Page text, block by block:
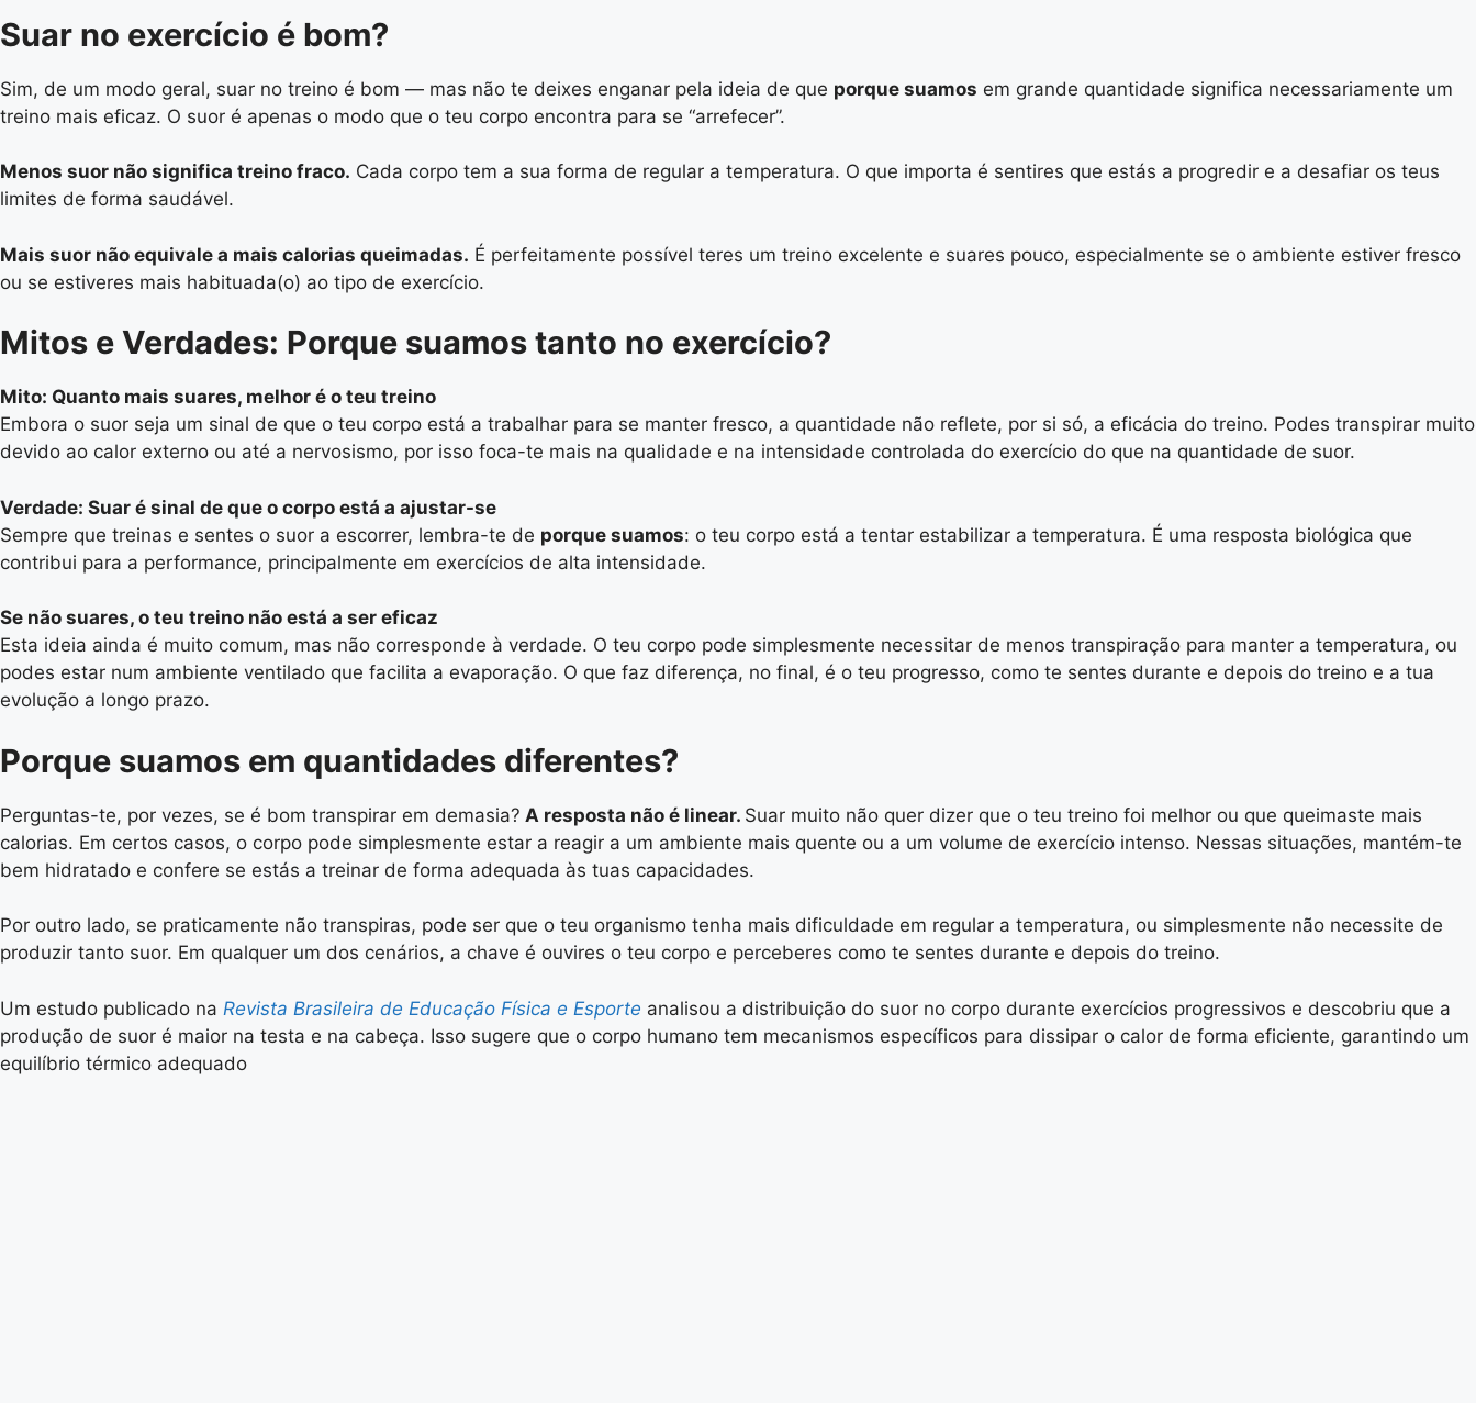
Suar no exercício é bom?
Sim, de um modo geral, suar no treino é bom — mas não te deixes enganar pela ideia de que porque suamos em grande quantidade significa necessariamente um
treino mais eficaz. O suor é apenas o modo que o teu corpo encontra para se “arrefecer”.
Menos suor não significa treino fraco. Cada corpo tem a sua forma de regular a temperatura. O que importa é sentires que estás a progredir e a desafiar os teus
limites de forma saudável.
Mais suor não equivale a mais calorias queimadas. É perfeitamente possível teres um treino excelente e suares pouco, especialmente se o ambiente estiver fresco
ou se estiveres mais habituada(o) ao tipo de exercício.
Mitos e Verdades: Porque suamos tanto no exercício?
Mito: Quanto mais suares, melhor é o teu treino
Embora o suor seja um sinal de que o teu corpo está a trabalhar para se manter fresco, a quantidade não reflete, por si só, a eficácia do treino. Podes transpirar muito
devido ao calor externo ou até a nervosismo, por isso foca-te mais na qualidade e na intensidade controlada do exercício do que na quantidade de suor.
Verdade: Suar é sinal de que o corpo está a ajustar-se
Sempre que treinas e sentes o suor a escorrer, lembra-te de porque suamos: o teu corpo está a tentar estabilizar a temperatura. É uma resposta biológica que
contribui para a performance, principalmente em exercícios de alta intensidade.
Se não suares, o teu treino não está a ser eficaz
Esta ideia ainda é muito comum, mas não corresponde à verdade. O teu corpo pode simplesmente necessitar de menos transpiração para manter a temperatura, ou
podes estar num ambiente ventilado que facilita a evaporação. O que faz diferença, no final, é o teu progresso, como te sentes durante e depois do treino e a tua
evolução a longo prazo.
Porque suamos em quantidades diferentes?
Perguntas-te, por vezes, se é bom transpirar em demasia? A resposta não é linear. Suar muito não quer dizer que o teu treino foi melhor ou que queimaste mais
calorias. Em certos casos, o corpo pode simplesmente estar a reagir a um ambiente mais quente ou a um volume de exercício intenso. Nessas situações, mantém-te
bem hidratado e confere se estás a treinar de forma adequada às tuas capacidades.
Por outro lado, se praticamente não transpiras, pode ser que o teu organismo tenha mais dificuldade em regular a temperatura, ou simplesmente não necessite de
produzir tanto suor. Em qualquer um dos cenários, a chave é ouvires o teu corpo e perceberes como te sentes durante e depois do treino.
Um estudo publicado na Revista Brasileira de Educação Física e Esporte analisou a distribuição do suor no corpo durante exercícios progressivos e descobriu que a
produção de suor é maior na testa e na cabeça. Isso sugere que o corpo humano tem mecanismos específicos para dissipar o calor de forma eficiente, garantindo um
equilíbrio térmico adequado